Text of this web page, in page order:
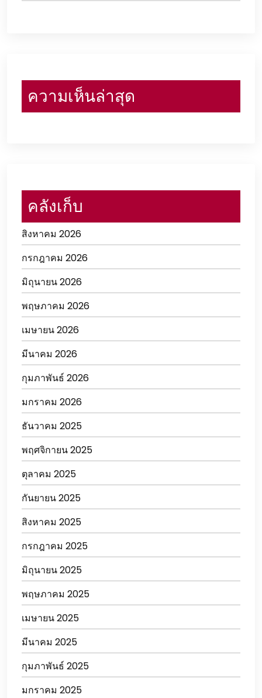
ความเห็นล่าสุด
คลังเก็บ
สิงหาคม 2026
กรกฎาคม 2026
มิถุนายน 2026
พฤษภาคม 2026
เมษายน 2026
มีนาคม 2026
กุมภาพันธ์ 2026
มกราคม 2026
ธันวาคม 2025
พฤศจิกายน 2025
ตุลาคม 2025
กันยายน 2025
สิงหาคม 2025
กรกฎาคม 2025
มิถุนายน 2025
พฤษภาคม 2025
เมษายน 2025
มีนาคม 2025
กุมภาพันธ์ 2025
มกราคม 2025